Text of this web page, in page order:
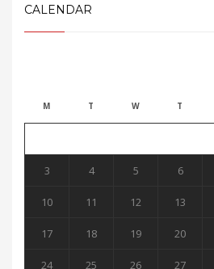
CALENDAR
M T W T
3 4 5 6
10 11 12 13
17 18 19 20
24 25 26 27